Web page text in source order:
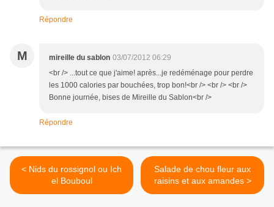
Répondre
M mireille du sablon 03/07/2012 06:29
<br /> ...tout ce que j'aime! après...je redéménage pour perdre
les 1000 calories par bouchées, trop bon!<br /> <br /> <br />
Bonne journée, bises de Mireille du Sablon<br />
Répondre
< Nids du rossignol ou Ich
el Bouboul
Salade de chou fleur aux
raisins et aux amandes >